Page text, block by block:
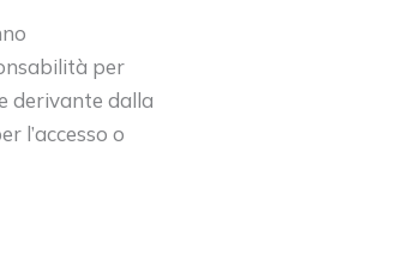
per
derivante dalla
l’accesso o